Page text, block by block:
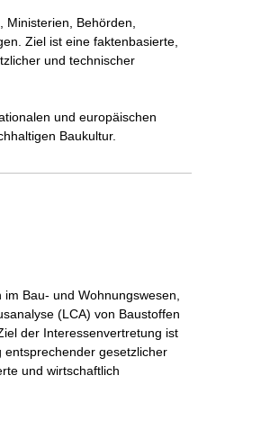
Behörden,
Ziel ist eine faktenbasierte,
und technischer
und europäischen
Baukultur.
Bau- und Wohnungswesen,
(LCA) von Baustoffen
der Interessenvertretung ist
entsprechender gesetzlicher
und wirtschaftlich